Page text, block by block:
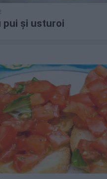
pui și usturoi